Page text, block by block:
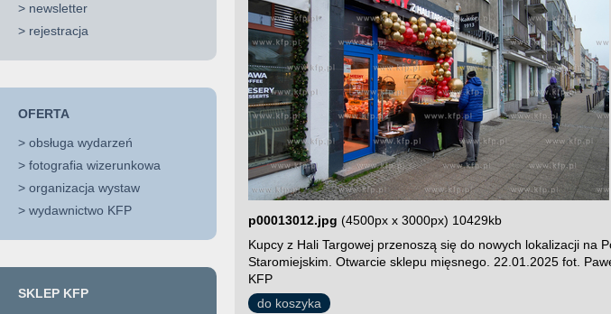
> newsletter
> rejestracja
OFERTA
> obsługa wydarzeń
> fotografia wizerunkowa
> organizacja wystaw
> wydawnictwo KFP
SKLEP KFP
p00013012.jpg (4500px x 3000px) 10429kb
Kupcy z Hali Targowej przenoszą się do nowych lokalizacji na
Staromiejskim. Otwarcie sklepu mięsnego. 22.01.2025 fot.
KFP
do koszyka